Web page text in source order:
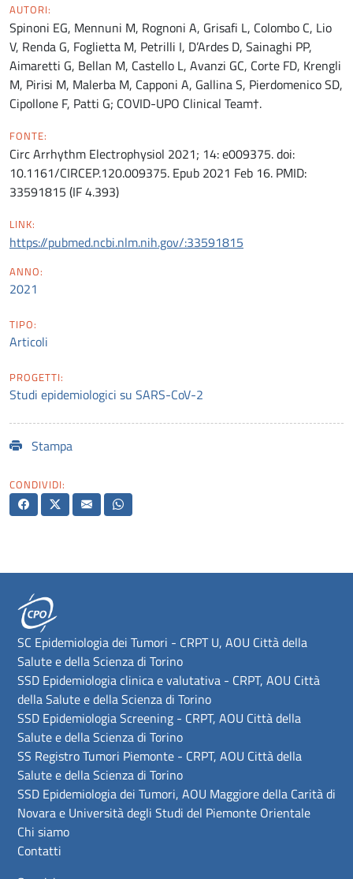
AUTORI:
Spinoni EG, Mennuni M, Rognoni A, Grisafi L, Colombo C, Lio
V, Renda G, Foglietta M, Petrilli I, D’Ardes D, Sainaghi PP,
Aimaretti G, Bellan M, Castello L, Avanzi GC, Corte FD, Krengli
M, Pirisi M, Malerba M, Capponi A, Gallina S, Pierdomenico SD,
Cipollone F, Patti G; COVID-UPO Clinical Team†.
FONTE:
Circ Arrhythm Electrophysiol 2021; 14: e009375. doi:
10.1161/CIRCEP.120.009375. Epub 2021 Feb 16. PMID:
33591815 (IF 4.393)
LINK:
https://pubmed.ncbi.nlm.nih.gov/:33591815
ANNO:
2021
TIPO:
Articoli
PROGETTI:
Studi epidemiologici su SARS-CoV-2
Stampa
CONDIVIDI:
SC Epidemiologia dei Tumori - CRPT U, AOU Città della
Salute e della Scienza di Torino
SSD Epidemiologia clinica e valutativa - CRPT, AOU Città
della Salute e della Scienza di Torino
SSD Epidemiologia Screening - CRPT, AOU Città della
Salute e della Scienza di Torino
SS Registro Tumori Piemonte - CRPT, AOU Città della
Salute e della Scienza di Torino
SSD Epidemiologia dei Tumori, AOU Maggiore della Carità di
Novara e Università degli Studi del Piemonte Orientale
Chi siamo
Contatti